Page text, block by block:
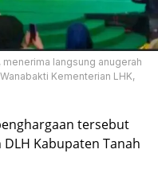
langsung anugerah
Kementerian LHK,
tersebut
Kabupaten Tanah